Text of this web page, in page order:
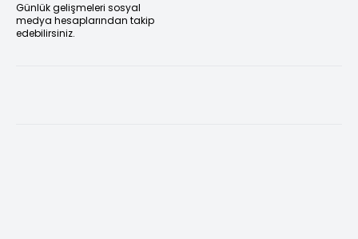
Günlük gelişmeleri sosyal
medya hesaplarından takip
edebilirsiniz.